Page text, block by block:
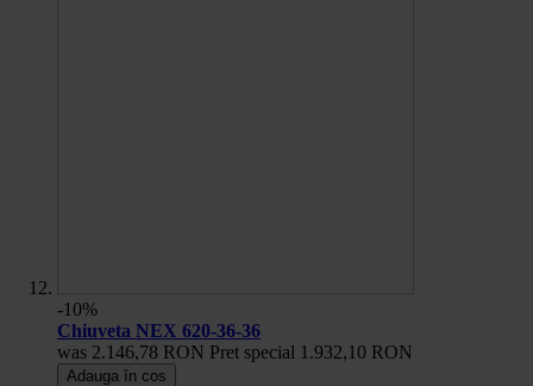
-10%
Chiuveta NEX 620-36-36
was 2.146,78 RON Pret special 1.932,10 RON
Adauga în cos